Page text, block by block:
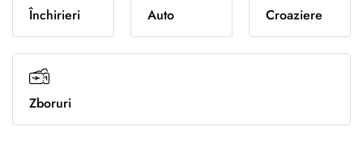
Închirieri Auto Croaziere
Zboruri